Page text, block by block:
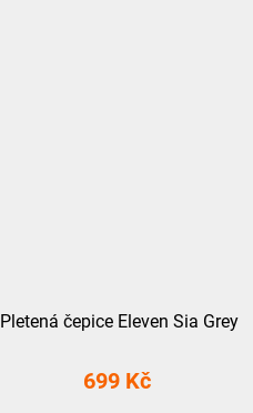
Pletená čepice Eleven Sia Grey
699 Kč